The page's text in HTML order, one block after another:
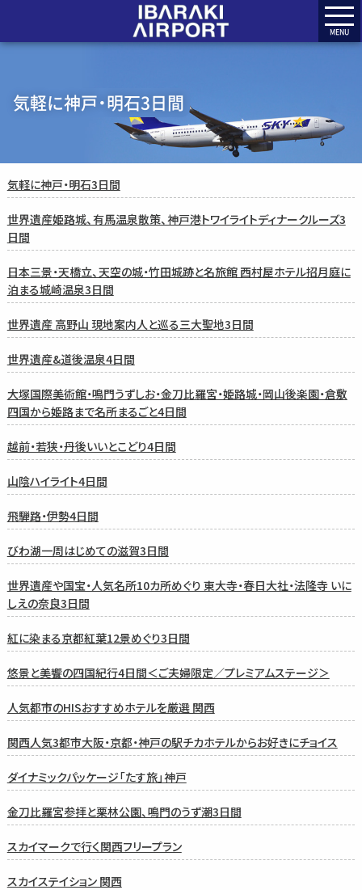
MENU
気軽に神戸・明石3日間
気軽に神戸・明石3日間
世界遺産姫路城、有馬温泉散策、神戸港トワイライトディナークルーズ3
日間
日本三景・天橋立、天空の城・竹田城跡と名旅館 西村屋ホテル招月庭に
泊まる城崎温泉3日間
世界遺産 高野山 現地案内人と巡る三大聖地3日間
世界遺産&道後温泉4日間
大塚国際美術館・鳴門うずしお・金刀比羅宮・姫路城・岡山後楽園・倉敷
四国から姫路まで名所まるごと4日間
越前・若狭・丹後いいとこどり4日間
山陰ハイライト4日間
飛騨路・伊勢4日間
びわ湖一周はじめての滋賀3日間
世界遺産や国宝・人気名所10カ所めぐり 東大寺・春日大社・法隆寺 いに
しえの奈良3日間
紅に染まる京都紅葉12景めぐり3日間
悠景と美饗の四国紀行4日間＜ご夫婦限定／プレミアムステージ＞
人気都市のHISおすすめホテルを厳選 関西
関西人気3都市大阪・京都・神戸の駅チカホテルからお好きにチョイス
ダイナミックパッケージ「たす旅」神戸
金刀比羅宮参拝と栗林公園、鳴門のうず潮3日間
スカイマークで行く関西フリープラン
スカイステイション 関西